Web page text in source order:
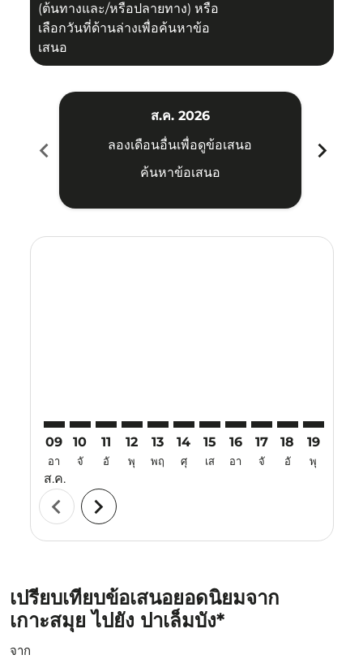
(ต้นทางและ/หรือปลายทาง) หรือ
เลือกวันที่ด้านล่างเพื่อค้นหาข้อ
เสนอ
chevron_left
ส.ค. 2026
ลองเดือนอื่นเพื่อดูข้อเสนอ
ค้นหาข้อเสนอ
chevron_right
09
อา
ส.ค.
10
จั
11
อั
12
พุ
13
พฤ
14
ศุ
15
เส
16
อา
17
จั
18
อั
19
พุ
chevron_left chevron_right
เปรียบเทียบข้อเสนอยอดนิยมจาก
เกาะสมุย ไปยัง ปาเล็มบัง*
จาก